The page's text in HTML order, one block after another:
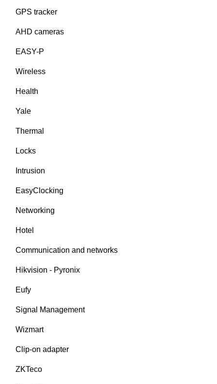
GPS tracker
AHD cameras
EASY-P
Wireless
Health
Yale
Thermal
Locks
Intrusion
EasyClocking
Networking
Hotel
Communication and networks
Hikvision - Pyronix
Eufy
Signal Management
Wizmart
Clip-on adapter
ZKTeco